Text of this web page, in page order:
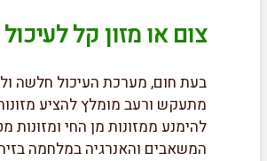
צום או מזון קל לעיכול
בעת חום, מערכת העיכול חלשה
מתעקש ורעב מומלץ להציע
להימנע ממזונות מן החי ומזונות
המשאבים והאנרגיה במלחמה